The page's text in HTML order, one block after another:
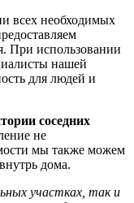
всех необходимых
При использовании
нашей
для людей и
соседних
не
мы также можем
дома.
участках, так и